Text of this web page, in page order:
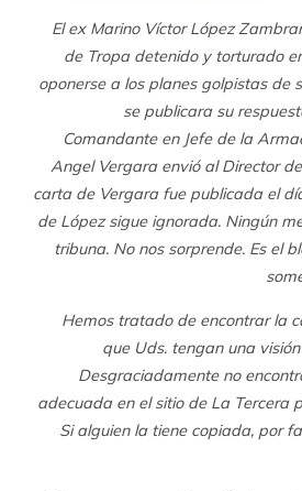
El ex Marino Víctor López
de Tropa detenido y torturado
oponerse a los planes golpistas de
se publicara su
Comandante en Jefe de la
Angel Vergara envió al Director
carta de Vergara fue publicada el
de López sigue ignorada. Ningún
tribuna. No nos sorprende. Es el
Hemos tratado de encontrar la
que Uds. tengan una
Desgraciadamente no
adecuada en el sitio de La Tercera
Si alguien la tiene copiada, por